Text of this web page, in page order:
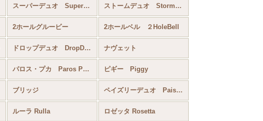
スーパーデュオ SuperDuo ストームデュオ StormDuo
2ホールグルービー 2ホールベル ２HoleBell
ドロップデュオ DropDuo ナヴェット
パロス・プカ Paros Par Puca ピギー Piggy
ブリッジ ペイズリーデュオ Paisely Duo
ルーラ Rulla ロゼッタ Rosetta